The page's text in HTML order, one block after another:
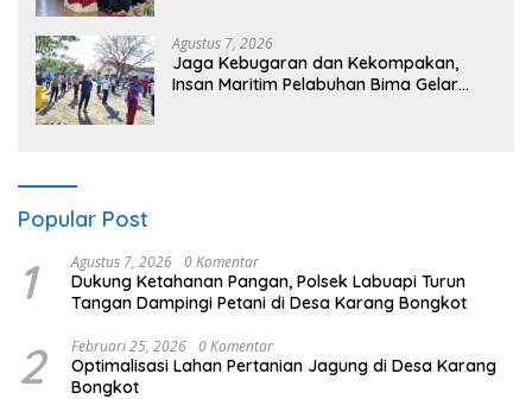
Agustus 7, 2026
Jaga Kebugaran dan Kekompakan,
Insan Maritim Pelabuhan Bima Gelar
Popular Post
1 Agustus 7, 2026 0 Komentar
Dukung Ketahanan Pangan, Polsek Labuapi Turun
Tangan Dampingi Petani di Desa Karang Bongkot
2 Februari 25, 2026 0 Komentar
Optimalisasi Lahan Pertanian Jagung di Desa Karang
Bongkot